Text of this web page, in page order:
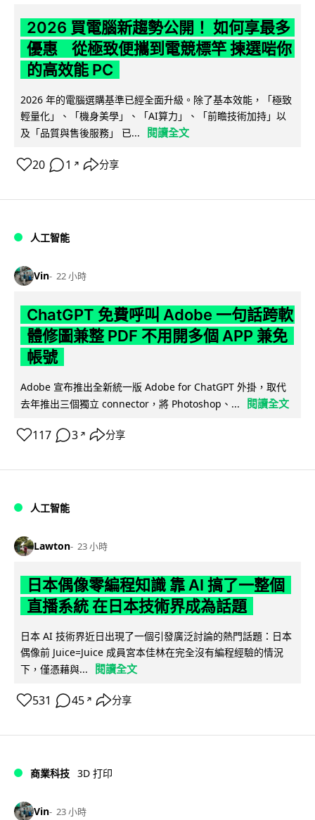
2026 買電腦新趨勢公開！ 如何享最多
優惠 從極致便攜到電競標竿 揀選啱你
的高效能 PC
2026 年的電腦選購基準已經全面升級。除了基本效能，「極致
輕量化」、「機身美學」、「AI算力」、「前瞻技術加持」以
及「品質與售後服務」 已...
閱讀全文
20 1 ↗ 分享
人工智能
Vin 22 小時
ChatGPT 免費呼叫 Adobe 一句話跨軟
體修圖兼整 PDF 不用開多個 APP 兼免
帳號
Adobe 宣布推出全新統一版 Adobe for ChatGPT 外掛，取代
去年推出三個獨立 connector，將 Photoshop、...
閱讀全文
117 3 ↗ 分享
人工智能
Lawton 23 小時
日本偶像零編程知識 靠 AI 搞了一整個
直播系統 在日本技術界成為話題
日本 AI 技術界近日出現了一個引發廣泛討論的熱門話題：日本
偶像前 Juice=Juice 成員宮本佳林在完全沒有編程經驗的情況
下，僅憑藉與...
閱讀全文
531 45 ↗ 分享
商業科技 3D 打印
Vin 23 小時